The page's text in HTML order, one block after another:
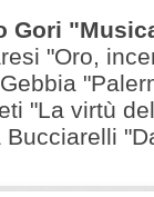
Gori
"Oro,
"La virtù